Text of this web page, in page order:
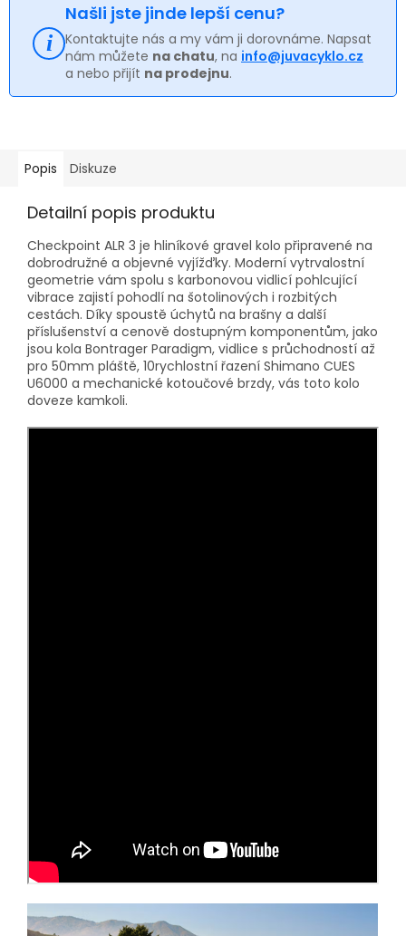
Našli jste jinde lepší cenu?
Kontaktujte nás a my vám ji dorovnáme. Napsat
nám můžete na chatu, na info@juvacyklo.cz
a nebo přijít na prodejnu.
Popis Diskuze
Detailní popis produktu
Checkpoint ALR 3 je hliníkové gravel kolo připravené na
dobrodružné a objevné vyjížďky. Moderní vytrvalostní
geometrie vám spolu s karbonovou vidlicí pohlcující
vibrace zajistí pohodlí na šotolinových i rozbitých
cestách. Díky spoustě úchytů na brašny a další
příslušenství a cenově dostupným komponentům, jako
jsou kola Bontrager Paradigm, vidlice s průchodností až
pro 50mm pláště, 10rychlostní řazení Shimano CUES
U6000 a mechanické kotoučové brzdy, vás toto kolo
doveze kamkoli.